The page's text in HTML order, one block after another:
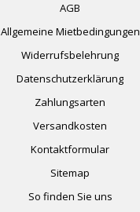
AGB
Allgemeine Mietbedingungen
Widerrufsbelehrung
Datenschutzerklärung
Zahlungsarten
Versandkosten
Kontaktformular
Sitemap
So finden Sie uns